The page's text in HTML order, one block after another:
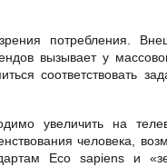
потребления.
вызывает у
соответствовать
увеличить на
человека,
Eco sapiens и